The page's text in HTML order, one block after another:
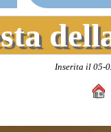
Inserita il 05-